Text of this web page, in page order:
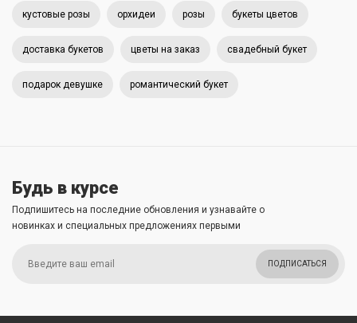
кустовые розы орхидеи розы букеты цветов
доставка букетов цветы на заказ свадебный букет
подарок девушке романтический букет
Будь в курсе
Подпишитесь на последние обновления и узнавайте о
новинках и специальных предложениях первыми
ПОДПИСАТЬСЯ